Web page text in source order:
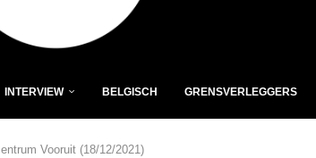
INTERVIEW BELGISCH GRENSVERLEGGERS
Vooruit (18/12/2021)